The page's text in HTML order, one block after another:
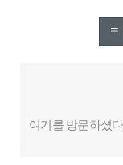
여기를 방문하셨